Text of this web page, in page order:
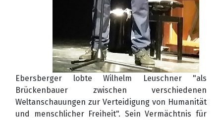
Ebersberger lobte Wilhelm Leuschner "als
Brückenbauer zwischen verschiedenen
Weltanschauungen zur Verteidigung von Humanität
und menschlicher Freiheit". Sein Vermächtnis für